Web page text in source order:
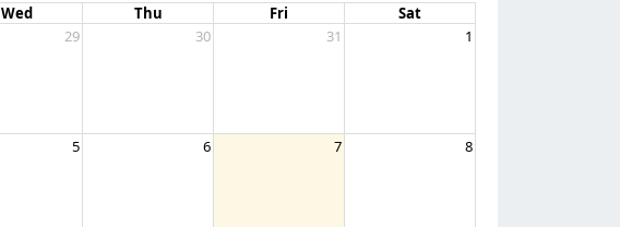
Wed Thu Fri
Sat
29 30 31 1
5 6 7 8